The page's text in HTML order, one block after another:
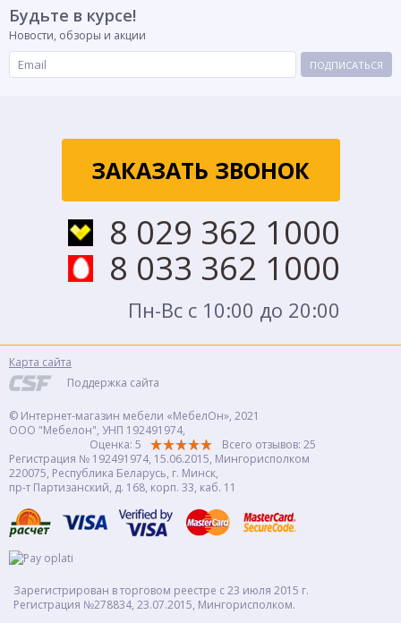
Будьте в курсе!
Новости, обзоры и акции
ПОДПИСАТЬСЯ
ЗАКАЗАТЬ ЗВОНОК
8 029 362 1000
8 033 362 1000
Пн-Вс с 10:00 до 20:00
Карта сайта
Поддержка сайта
© Интернет-магазин мебели «МебелОн», 2021
ООО "Мебелон", УНП 192491974,
Оценка: 5
Всего отзывов: 25
Регистрация № 192491974, 15.06.2015, Мингорисполком
220075, Республика Беларусь, г. Минск,
пр-т Партизанский, д. 168, корп. 33, каб. 11
Зарегистрирован в торговом реестре с 23 июля 2015 г.
Регистрация №278834, 23.07.2015, Мингорисполком.